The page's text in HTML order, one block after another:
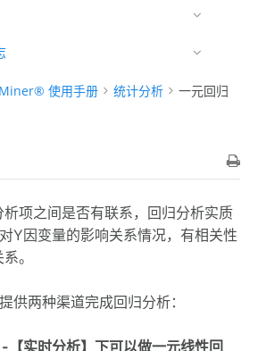
使用手册 统计分析
一元回归
项之间是否有联系，回归分析实质
Y因变量的影响关系情况，有相关性
。
供两种渠道完成回归分析：
-【实时分析】下可以做一元线性回